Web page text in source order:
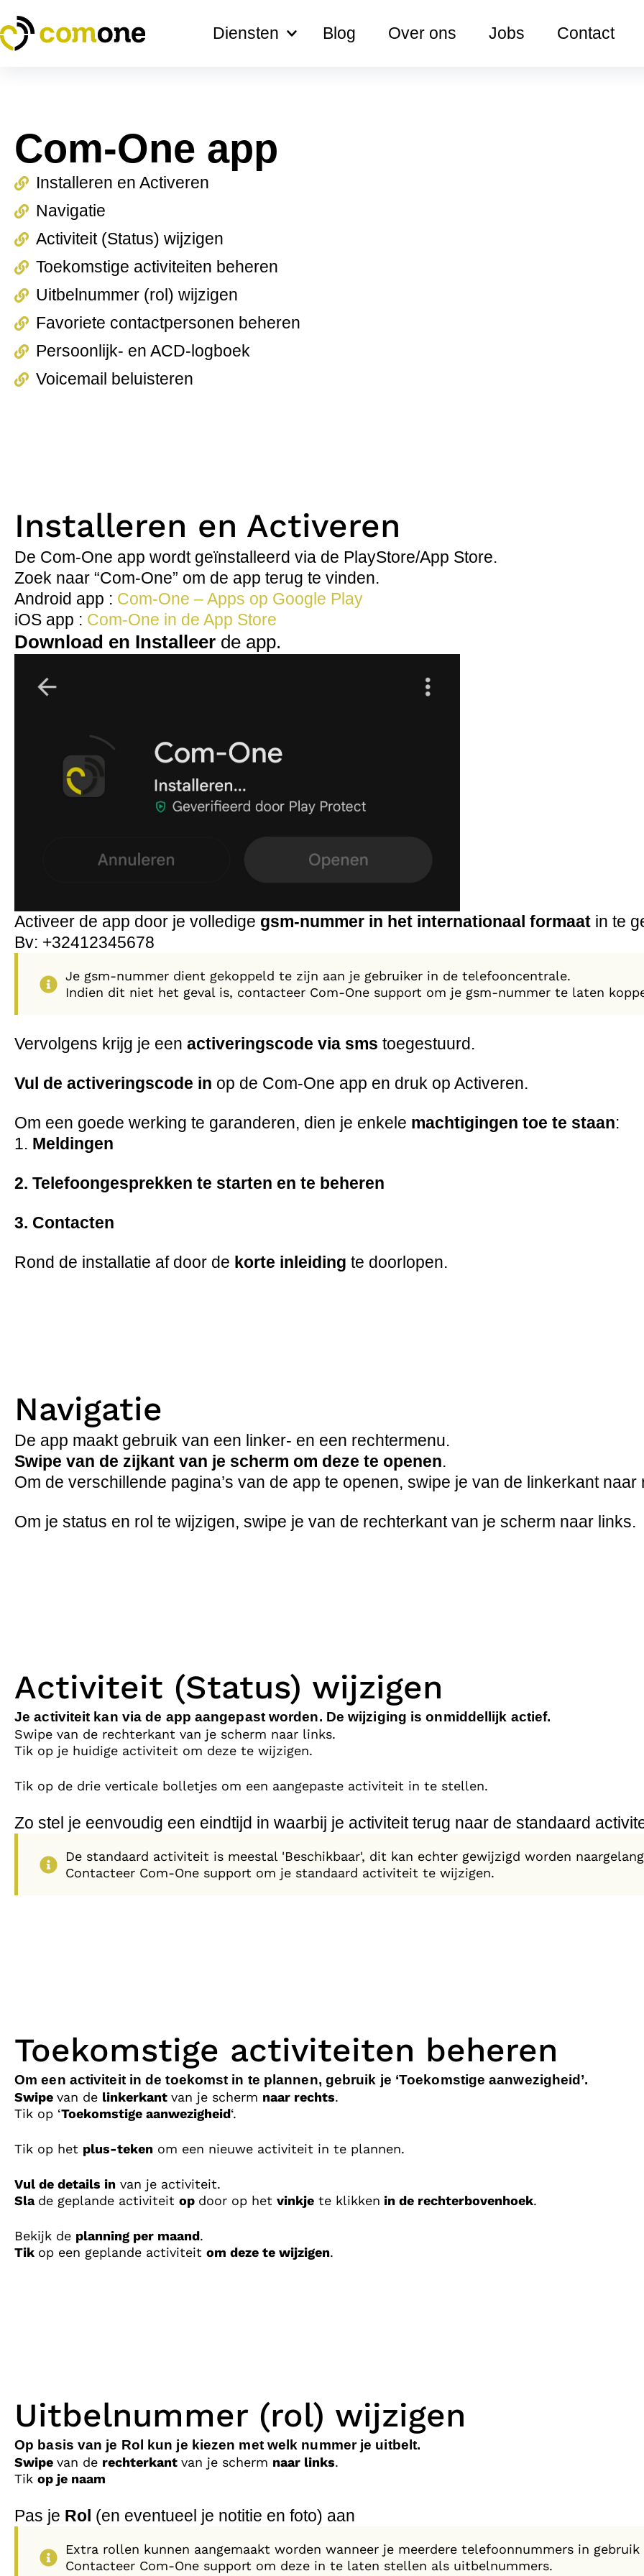
naar
de
Diensten Blog Over ons Jobs Contact
Com-One app
Installeren en Activeren
Navigatie
Activiteit (Status) wijzigen
Toekomstige activiteiten beheren
Uitbelnummer (rol) wijzigen
Favoriete contactpersonen beheren
Persoonlijk- en ACD-logboek
Voicemail beluisteren
Installeren en Activeren
De Com-One app wordt geïnstalleerd via de PlayStore/App Store.
Zoek naar “Com-One” om de app terug te vinden.
Android app : Com-One – Apps op Google Play
iOS app : Com-One in de App Store
Download en Installeer de app.
Activeer de app door je volledige gsm-nummer in het internationaal formaat in te
Bv: +32412345678
Je gsm-nummer dient gekoppeld te zijn aan je gebruiker in de telefooncentrale.
Indien dit niet het geval is, contacteer Com-One support om je gsm-nummer te laten
Vervolgens krijg je een activeringscode via sms toegestuurd.
Vul de activeringscode in op de Com-One app en druk op Activeren.
Om een goede werking te garanderen, dien je enkele machtigingen toe te staan:
1. Meldingen
2. Telefoongesprekken te starten en te beheren
3. Contacten
Rond de installatie af door de korte inleiding te doorlopen.
Navigatie
De app maakt gebruik van een linker- en een rechtermenu.
Swipe van de zijkant van je scherm om deze te openen.
Om de verschillende pagina’s van de app te openen, swipe je van de linkerkant naar
Om je status en rol te wijzigen, swipe je van de rechterkant van je scherm naar links.
Activiteit (Status) wijzigen
Je activiteit kan via de app aangepast worden. De wijziging is onmiddellijk actief.
Swipe van de rechterkant van je scherm naar links.
Tik op je huidige activiteit om deze te wijzigen.
Tik op de drie verticale bolletjes om een aangepaste activiteit in te stellen.
Zo stel je eenvoudig een eindtijd in waarbij je activiteit terug naar de standaard
De standaard activiteit is meestal 'Beschikbaar', dit kan echter gewijzigd worden
Contacteer Com-One support om je standaard activiteit te wijzigen.
Toekomstige activiteiten beheren
Om een activiteit in de toekomst in te plannen, gebruik je ‘Toekomstige aanwezigheid’.
Swipe van de linkerkant van je scherm naar rechts.
Tik op ‘Toekomstige aanwezigheid‘.
Tik op het plus-teken om een nieuwe activiteit in te plannen.
Vul de details in van je activiteit.
Sla de geplande activiteit op door op het vinkje te klikken in de rechterbovenhoek.
Bekijk de planning per maand.
Tik op een geplande activiteit om deze te wijzigen.
Uitbelnummer (rol) wijzigen
Op basis van je Rol kun je kiezen met welk nummer je uitbelt.
Swipe van de rechterkant van je scherm naar links.
Tik op je naam
Pas je Rol (en eventueel je notitie en foto) aan
Extra rollen kunnen aangemaakt worden wanneer je meerdere telefoonnummers in
Contacteer Com-One support om deze in te laten stellen als uitbelnummers.